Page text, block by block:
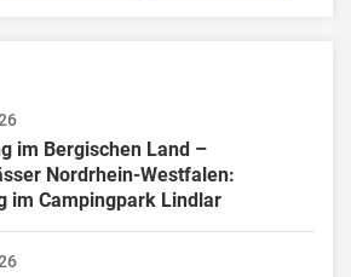
im Bergischen Land –
Nordrhein-Westfalen:
im Campingpark Lindlar